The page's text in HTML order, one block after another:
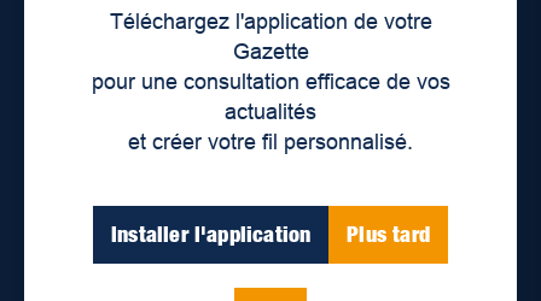
Téléchargez l'application de votre
Gazette
pour une consultation efficace de vos
actualités
et créer votre fil personnalisé.
Installer l'application Plus tard
Lieux de distribution